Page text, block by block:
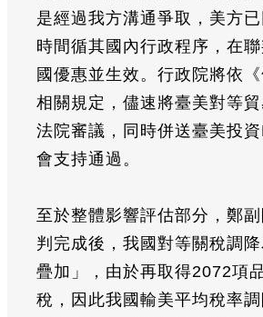
是經過我方溝通爭取，美方
時間循其國內行政程序，在
國優惠並生效。行政院將依《
相關規定，儘速將臺美對等
法院審議，同時併送臺美投
會支持通過。
至於整體影響評估部分，鄭
判完成後，我國對等關稅調
疊加」，由於再取得2072項
稅，因此我國輸美平均稅率